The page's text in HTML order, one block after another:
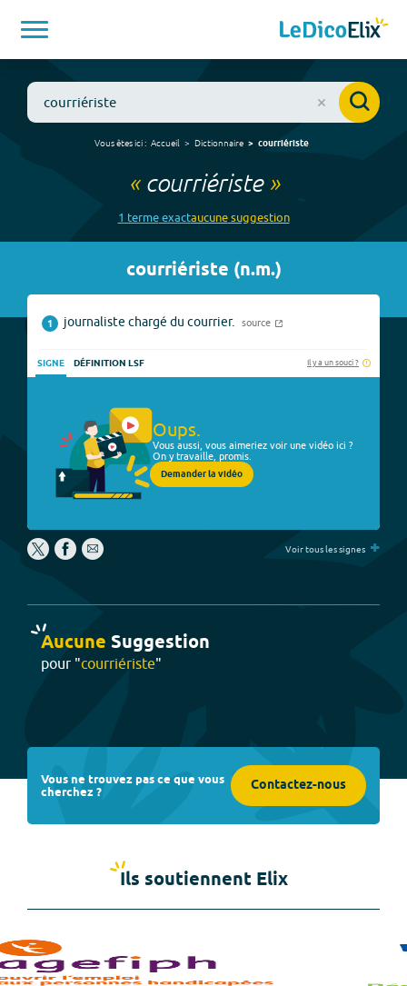
Vous êtes ici : Accueil Dictionnaire courriériste
« courriériste»
1 termeexactaucunesuggestion
courriériste (n.m.)
1 journaliste chargé du courrier. source
SIGNE DÉFINITION LSF Il y a un souci ?
Oups.
Vous aussi, vous aimeriez voir une vidéo ici ?
On y travaille, promis.
Demander la vidéo
Voir tous les signes +
Aucune Suggestion
pour "courriériste"
Vous ne trouvez pas ce que vous
cherchez ? Contactez-nous
Ils soutiennent Elix